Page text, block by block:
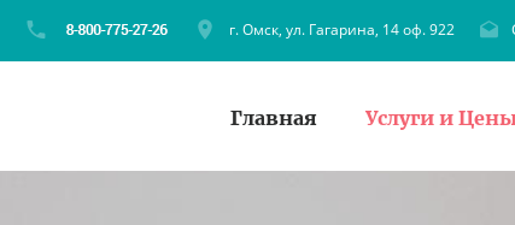
г. Омск, ул. Гагарина, 14 оф. 922
Главная Услуги и